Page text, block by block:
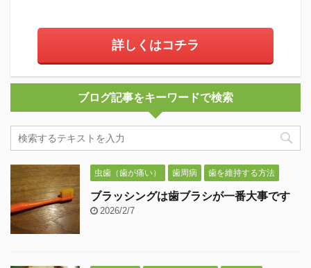
詳しくはコチラ
ブログ記事をキーワードで検索
虫歯（歯が痛い） 歯周病 歯を維持する方法
ブラッシングは歯ブラシが一番大事です
2026/2/7